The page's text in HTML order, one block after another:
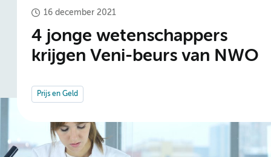
16 december 2021
4 jonge wetenschappers
krijgen Veni-beurs van NWO
Prijs en Geld